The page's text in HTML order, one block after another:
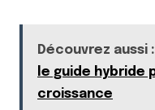
Découvrez aussi :
le guide hybride
croissance